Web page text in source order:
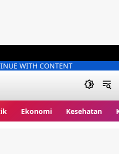
WITH CONTENT
Ekonomi Kesehatan